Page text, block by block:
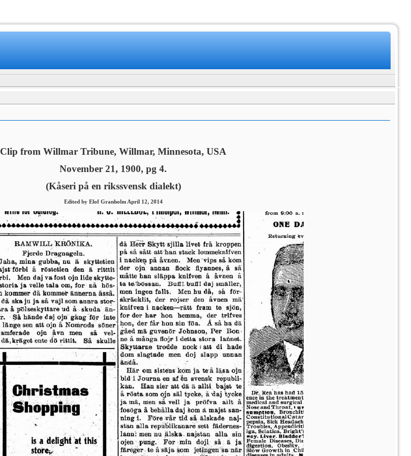
Clip from Willmar Tribune, Willmar, Minnesota, USA
November 21, 1900, pg 4.
(Kåseri på en rikssvensk dialekt)
Edited by Elof Granholm April 12, 2014